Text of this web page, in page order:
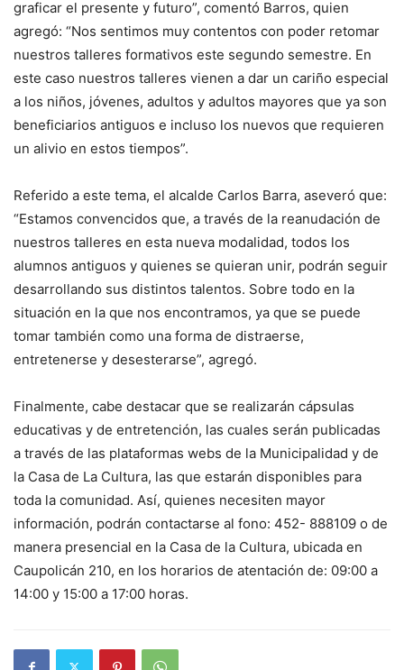
graficar el presente y futuro”, comentó Barros, quien
agregó: “Nos sentimos muy contentos con poder retomar
nuestros talleres formativos este segundo semestre. En
este caso nuestros talleres vienen a dar un cariño especial
a los niños, jóvenes, adultos y adultos mayores que ya son
beneficiarios antiguos e incluso los nuevos que requieren
un alivio en estos tiempos”.
Referido a este tema, el alcalde Carlos Barra, aseveró que:
“Estamos convencidos que, a través de la reanudación de
nuestros talleres en esta nueva modalidad, todos los
alumnos antiguos y quienes se quieran unir, podrán seguir
desarrollando sus distintos talentos. Sobre todo en la
situación en la que nos encontramos, ya que se puede
tomar también como una forma de distraerse,
entretenerse y desesterarse”, agregó.
Finalmente, cabe destacar que se realizarán cápsulas
educativas y de entretención, las cuales serán publicadas
a través de las plataformas webs de la Municipalidad y de
la Casa de La Cultura, las que estarán disponibles para
toda la comunidad. Así, quienes necesiten mayor
información, podrán contactarse al fono: 452- 888109 o de
manera presencial en la Casa de la Cultura, ubicada en
Caupolicán 210, en los horarios de atentación de: 09:00 a
14:00 y 15:00 a 17:00 horas.